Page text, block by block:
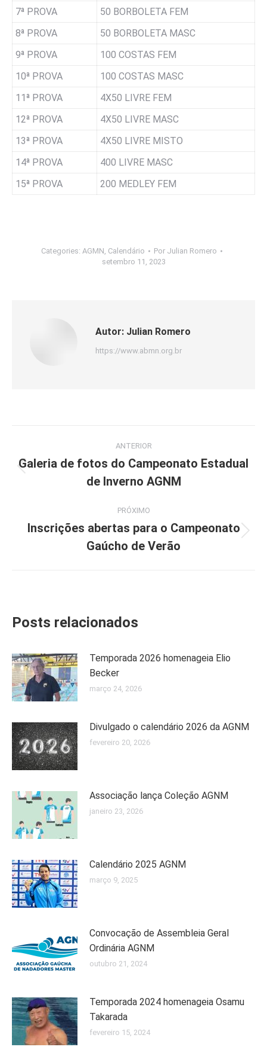
7ª PROVA
50 BORBOLETA FEM
8ª PROVA
50 BORBOLETA MASC
9ª PROVA
100 COSTAS FEM
10ª PROVA
100 COSTAS MASC
11ª PROVA
4X50 LIVRE FEM
12ª PROVA
4X50 LIVRE MASC
13ª PROVA
4X50 LIVRE MISTO
14ª PROVA
400 LIVRE MASC
15ª PROVA
200 MEDLEY FEM
Categories: AGMN, Calendário Por Julian Romero
setembro 11, 2023
Autor: Julian Romero
https://www.abmn.org.br
de
ANTERIOR
Post
anterior:
Galeria de fotos do Campeonato Estadual
de Inverno AGNM
PRÓXIMO
Próximo
post:
Inscrições abertas para o Campeonato
Gaúcho de Verão
Posts relacionados
Temporada 2026 homenageia Elio
Becker
março 24, 2026
Divulgado o calendário 2026 da AGNM
fevereiro 20, 2026
Associação lança Coleção AGNM
janeiro 23, 2026
Calendário 2025 AGNM
março 9, 2025
Convocação de Assembleia Geral
Ordinária AGNM
outubro 21, 2024
Temporada 2024 homenageia Osamu
Takarada
fevereiro 15, 2024